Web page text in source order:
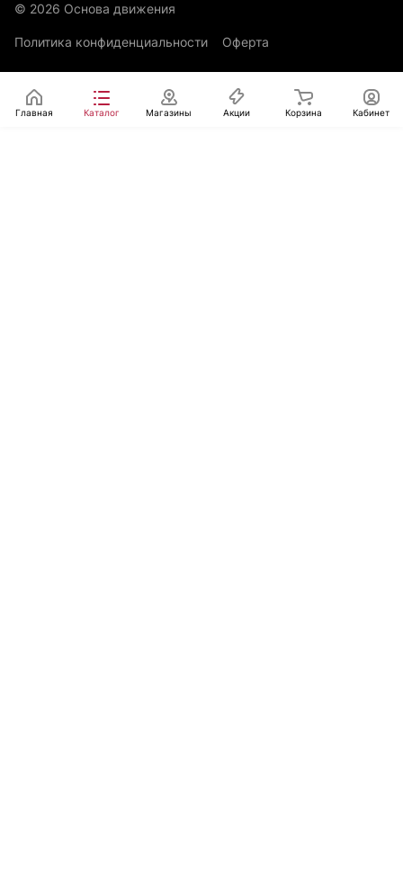
© 2026 Основа движения
Политика конфиденциальности Оферта
Главная Каталог Магазины Акции Корзина Кабинет